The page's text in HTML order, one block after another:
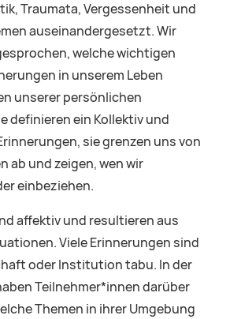
Traumata, Vergessenheit und
auseinandergesetzt. Wir
welche wichtigen
in unserem Leben
unserer persönlichen
definieren ein Kollektiv und
sie grenzen uns von
ab und zeigen, wen wir
einbeziehen.
affektiv und resultieren aus
Viele Erinnerungen sind
oder Institution tabu. In der
Teilnehmer*innen darüber
Themen in ihrer Umgebung